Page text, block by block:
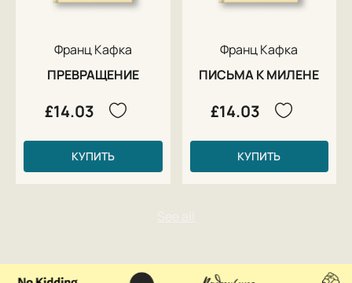
Франц Кафка
ПРЕВРАЩЕНИЕ
£14.03
КУПИТЬ
Франц Кафка
ПИСЬМА К МИЛЕНЕ
£14.03
КУПИТЬ